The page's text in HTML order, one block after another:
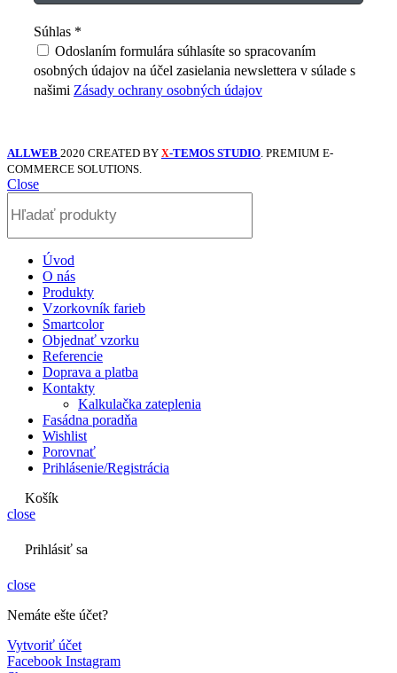
Súhlas *
Odoslaním formulára súhlasíte so spracovaním
osobných údajov na účel zasielania newslettera v súlade s
našimi Zásady ochrany osobných údajov
ALLWEB 2020 CREATED BY X-TEMOS STUDIO . PREMIUM E-
COMMERCE SOLUTIONS.
Close
Úvod
O nás
Produkty
Vzorkovník farieb
Smartcolor
Objednať vzorku
Referencie
Doprava a platba
Kontakty
Kalkulačka zateplenia
Fasádna poradňa
Wishlist
Porovnať
Prihlásenie/Registrácia
Košík
close
Prihlásiť sa
close
Nemáte ešte účet?
Vytvoriť účet
Facebook Instagram